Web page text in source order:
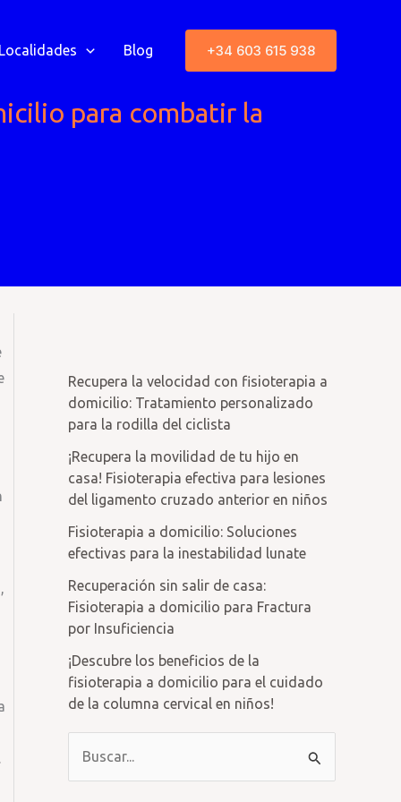
Blog +34 603 615 938
para combatir la
Recupera la velocidad con fisioterapia a
domicilio: Tratamiento personalizado
para la rodilla del ciclista
¡Recupera la movilidad de tu hijo en
casa! Fisioterapia efectiva para lesiones
del ligamento cruzado anterior en niños
Fisioterapia a domicilio: Soluciones
efectivas para la inestabilidad lunate
Recuperación sin salir de casa:
Fisioterapia a domicilio para Fractura
por Insuficiencia
¡Descubre los beneficios de la
fisioterapia a domicilio para el cuidado
de la columna cervical en niños!